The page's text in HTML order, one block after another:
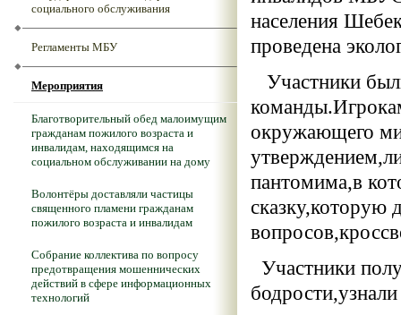
социального обслуживания
Регламенты МБУ
Мероприятия
Благотворительный обед малоимущим
гражданам пожилого возраста и
инвалидам, находящимся на
социальном обслуживании на дому
Волонтёры доставляли частицы
священного пламени гражданам
пожилого возраста и инвалидам
Собрание коллектива по вопросу
предотвращения мошеннических
действий в сфере информационных
технологий
населения
проведена
Участники
окружающего
пантомима,в
сказку,которую
Участники